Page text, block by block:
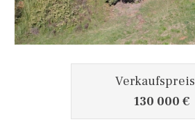
Verkaufspreis
130 000 €